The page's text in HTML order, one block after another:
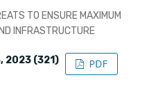
TO ENSURE MAXIMUM
INFRASTRUCTURE
2023 (321)